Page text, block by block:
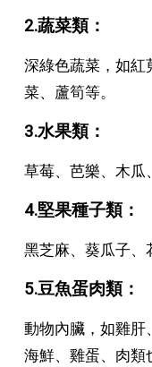
2.蔬菜類：
深綠色蔬菜，如紅
菜、蘆筍等。
3.水果類：
草莓、芭樂、木瓜
4.堅果種子類：
黑芝麻、葵瓜子、
5.豆魚蛋肉類：
動物內臟，如雞肝
海鮮、雞蛋、肉類